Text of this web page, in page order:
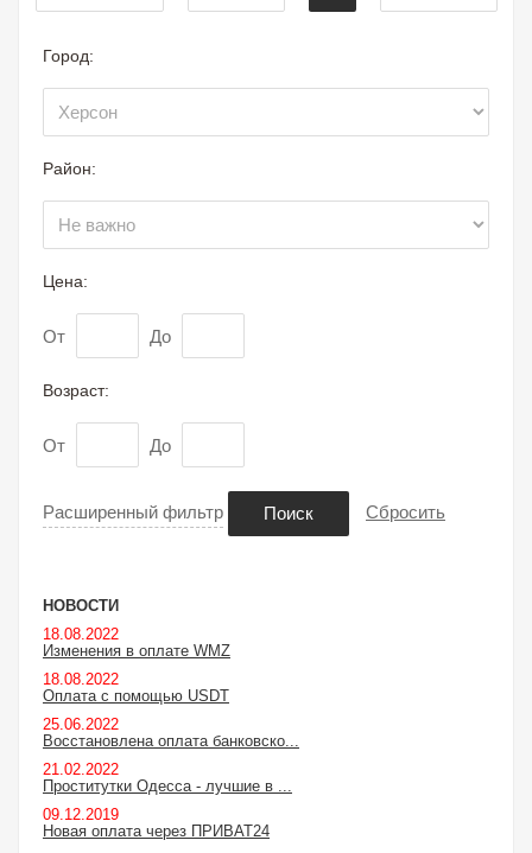
Город:
Район:
Цена:
От До
Возраст:
От До
Расширенный фильтр Поиск Сбросить
НОВОСТИ
18.08.2022
Изменения в оплате WMZ
18.08.2022
Оплата с помощью USDT
25.06.2022
Восстановлена оплата банковско...
21.02.2022
Проститутки Одесса - лучшие в ...
09.12.2019
Новая оплата через ПРИВАТ24